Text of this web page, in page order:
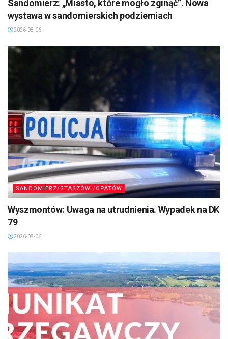
Sandomierz: „Miasto, które mogło zginąć”. Nowa
wystawa w sandomierskich podziemiach
2026-08-06
SANDOMIERZ/STASZÓW /OPATÓW
Wyszmontów: Uwaga na utrudnienia. Wypadek na DK
79
2026-08-06